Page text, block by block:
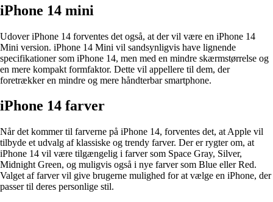
iPhone 14 mini
Udover iPhone 14 forventes det også, at der vil være en iPhone 14
Mini version. iPhone 14 Mini vil sandsynligvis have lignende
specifikationer som iPhone 14, men med en mindre skærmstørrelse og
en mere kompakt formfaktor. Dette vil appellere til dem, der
foretrækker en mindre og mere håndterbar smartphone.
iPhone 14 farver
Når det kommer til farverne på iPhone 14, forventes det, at Apple vil
tilbyde et udvalg af klassiske og trendy farver. Der er rygter om, at
iPhone 14 vil være tilgængelig i farver som Space Gray, Silver,
Midnight Green, og muligvis også i nye farver som Blue eller Red.
Valget af farver vil give brugerne mulighed for at vælge en iPhone, der
passer til deres personlige stil.